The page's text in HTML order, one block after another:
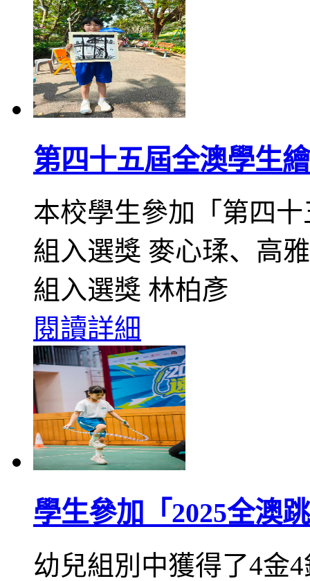
第四十五屆全澳學生
本校學生參加「第四
組入選獎 麥心瑈、高
組入選獎 林柏彥
閱讀詳細
學生參加「2025全澳
幼兒組別中獲得了4金